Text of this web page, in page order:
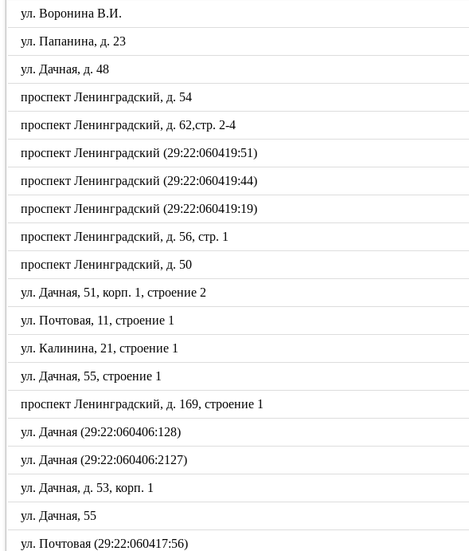
ул. Воронина В.И.
ул. Папанина, д. 23
ул. Дачная, д. 48
проспект Ленинградский, д. 54
проспект Ленинградский, д. 62,стр. 2-4
проспект Ленинградский (29:22:060419:51)
проспект Ленинградский (29:22:060419:44)
проспект Ленинградский (29:22:060419:19)
проспект Ленинградский, д. 56, стр. 1
проспект Ленинградский, д. 50
ул. Дачная, 51, корп. 1, строение 2
ул. Почтовая, 11, строение 1
ул. Калинина, 21, строение 1
ул. Дачная, 55, строение 1
проспект Ленинградский, д. 169, строение 1
ул. Дачная (29:22:060406:128)
ул. Дачная (29:22:060406:2127)
ул. Дачная, д. 53, корп. 1
ул. Дачная, 55
ул. Почтовая (29:22:060417:56)